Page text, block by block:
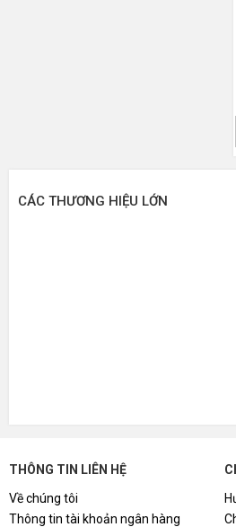
CÁC THƯƠNG HIỆU LỚN
THÔNG TIN LIÊN HỆ
Về chúng tôi
Thông tin tài khoản ngân hàng